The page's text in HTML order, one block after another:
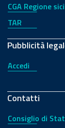
CGA Regione
TAR
Pubblicità
Accedi
Contatti
Consiglio di